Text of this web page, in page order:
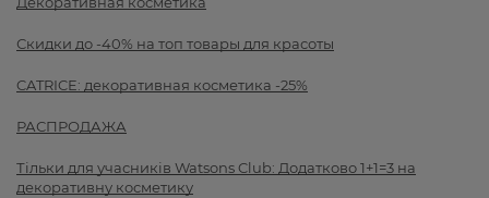
Скидки до -40% на топ товары для красоты
CATRICE: декоративная косметика -25%
РАСПРОДАЖА
Тільки для учасників Watsons Club: Додатково 1+1=3 на
декоративну косметику